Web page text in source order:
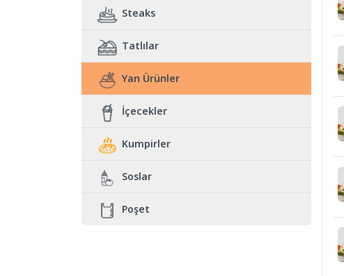
Steaks
Tatlılar
Yan Ürünler
İçecekler
Kumpirler
Soslar
Poşet